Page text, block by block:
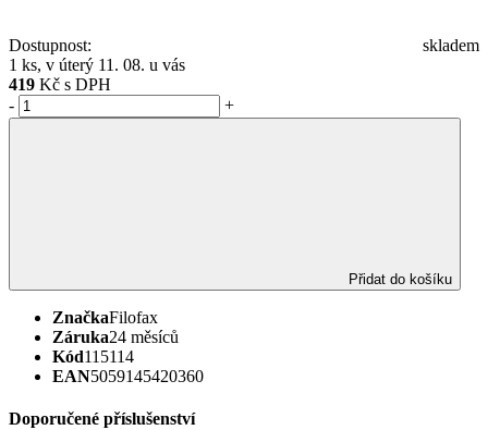
Dostupnost:
skladem
1 ks, v úterý 11. 08. u vás
419 Kč s DPH
-
+
Přidat do košíku
ZnačkaFilofax
Záruka24 měsíců
Kód115114
EAN5059145420360
Doporučené příslušenství